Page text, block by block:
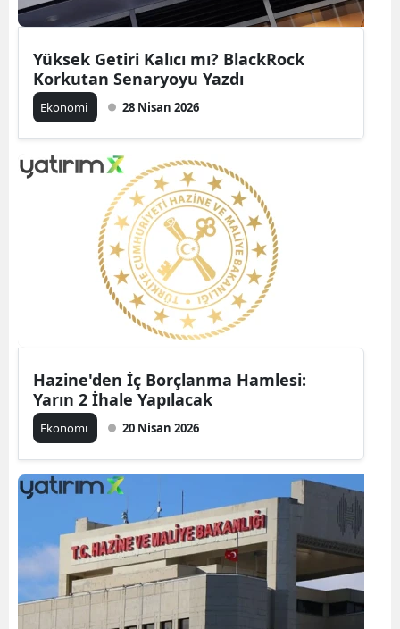
Yüksek Getiri Kalıcı mı? BlackRock
Korkutan Senaryoyu Yazdı
Ekonomi 28 Nisan 2026
Hazine'den İç Borçlanma Hamlesi:
Yarın 2 İhale Yapılacak
Ekonomi 20 Nisan 2026